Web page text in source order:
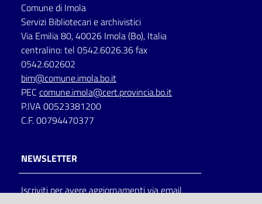
Seguici
su
Catalogo
on line
Comune di Imola
Servizi Bibliotecari e archivistici
Via Emilia 80, 40026 Imola (Bo), Italia
centralino: tel 0542.6026.36 fax
0542.602602
bim@comune.imola.bo.it
PEC comune.imola@cert.provincia.bo.it
P.IVA 00523381200
C.F. 00794470377
NEWSLETTER
Iscriviti per avere aggiornamenti via email